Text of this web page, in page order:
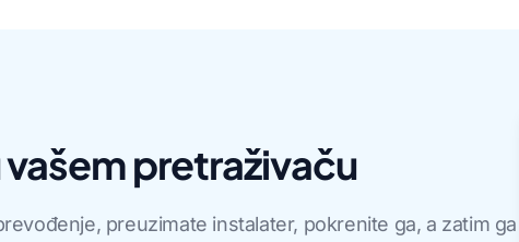
pretraživaču
preuzimate instalater, pokrenite ga, a zatim ga